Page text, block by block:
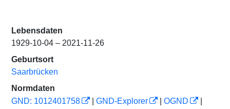
Lebensdaten
1929-10-04 – 2021-11-26
Geburtsort
Saarbrücken
Normdaten
GND: 1012401758
GND-Explorer OGND